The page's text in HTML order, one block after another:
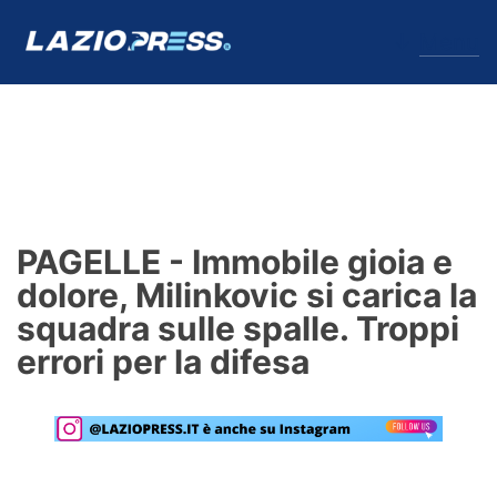
Formello
Infortuni
Primavera
Calciomercato
PAGELLE - Immobile gioia e
dolore, Milinkovic si carica la
squadra sulle spalle. Troppi
errori per la difesa